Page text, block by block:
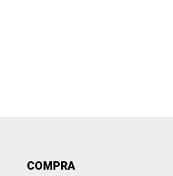
COMPRA